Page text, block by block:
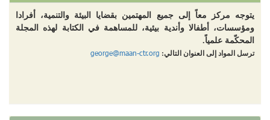
يتوجه مركز معاً إلى جميع المهتمين بقضايا البيئة والتنمية، أفرادا
ومؤسسات، أطفالا وأندية بيئية، للمساهمة في الكتابة لهذه المجلة
المحكّمة علمياً.
ترسل المواد إلى العنوان التالي: george@maan-ctr.org